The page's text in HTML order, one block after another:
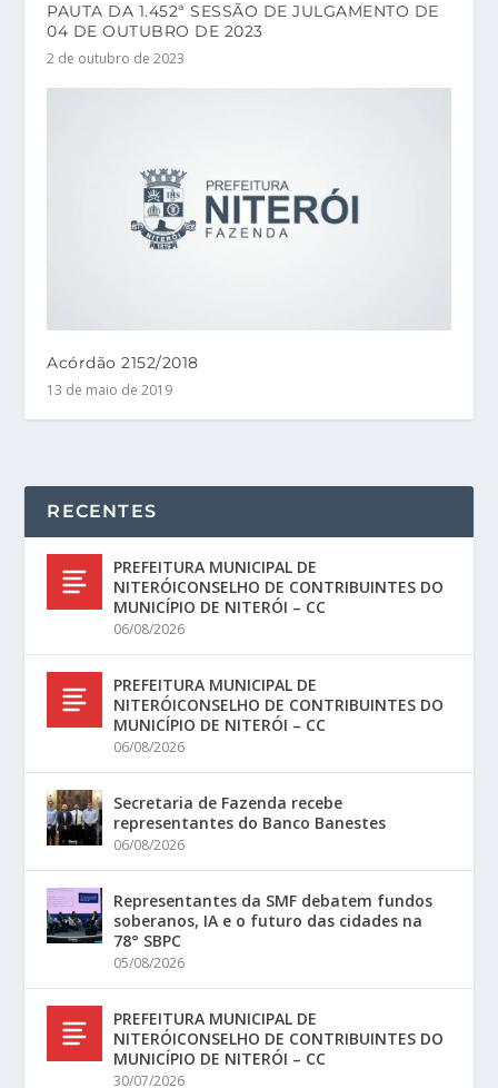
PAUTA DA 1.452ª SESSÃO DE JULGAMENTO DE
04 DE OUTUBRO DE 2023
2 de outubro de 2023
Acórdão 2152/2018
13 de maio de 2019
RECENTES
PREFEITURA MUNICIPAL DE
NITERÓICONSELHO DE CONTRIBUINTES DO
MUNICÍPIO DE NITERÓI – CC
06/08/2026
PREFEITURA MUNICIPAL DE
NITERÓICONSELHO DE CONTRIBUINTES DO
MUNICÍPIO DE NITERÓI – CC
06/08/2026
Secretaria de Fazenda recebe
representantes do Banco Banestes
06/08/2026
Representantes da SMF debatem fundos
soberanos, IA e o futuro das cidades na
78° SBPC
05/08/2026
PREFEITURA MUNICIPAL DE
NITERÓICONSELHO DE CONTRIBUINTES DO
MUNICÍPIO DE NITERÓI – CC
30/07/2026